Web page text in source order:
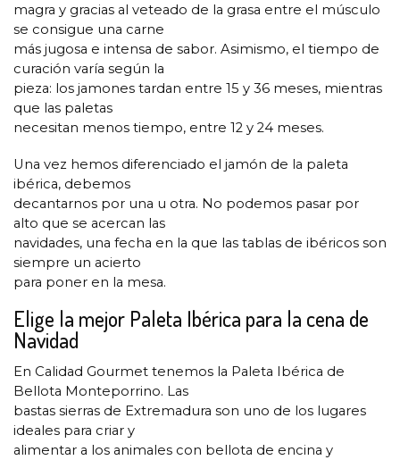
magra y gracias al veteado de la grasa entre el músculo
se consigue una carne
más jugosa e intensa de sabor. Asimismo, el tiempo de
curación varía según la
pieza: los jamones tardan entre 15 y 36 meses, mientras
que las paletas
necesitan menos tiempo, entre 12 y 24 meses.
Una vez hemos diferenciado el jamón de la paleta
ibérica, debemos
decantarnos por una u otra. No podemos pasar por
alto que se acercan las
navidades, una fecha en la que las tablas de ibéricos son
siempre un acierto
para poner en la mesa.
Elige la mejor Paleta Ibérica para la cena de
Navidad
En Calidad Gourmet tenemos la Paleta Ibérica de
Bellota Monteporrino. Las
bastas sierras de Extremadura son uno de los lugares
ideales para criar y
alimentar a los animales con bellota de encina y